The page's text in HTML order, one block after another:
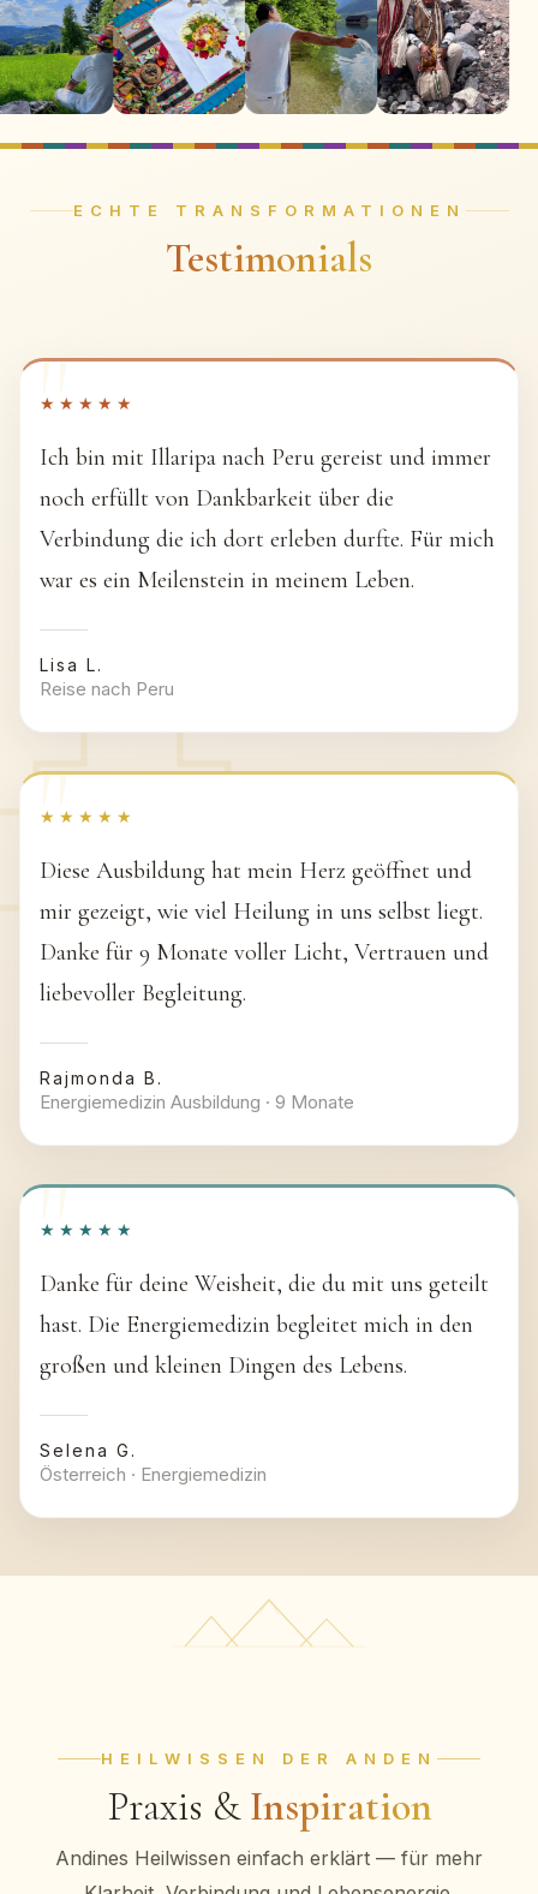
ECHTE TRANSFORMATIONEN
Testimonials
★★★★★
Ich bin mit Illaripa nach Peru gereist und immer
noch erfüllt von Dankbarkeit über die
Verbindung die ich dort erleben durfte. Für mich
war es ein Meilenstein in meinem Leben.
Lisa L.
Reise nach Peru
★★★★★
Diese Ausbildung hat mein Herz geöffnet und
mir gezeigt, wie viel Heilung in uns selbst liegt.
Danke für 9 Monate voller Licht, Vertrauen und
liebevoller Begleitung.
Rajmonda B.
Energiemedizin Ausbildung · 9 Monate
★★★★★
Danke für deine Weisheit, die du mit uns geteilt
hast. Die Energiemedizin begleitet mich in den
großen und kleinen Dingen des Lebens.
Selena G.
Österreich · Energiemedizin
HEILWISSEN DER ANDEN
Praxis &Inspiration
Andines Heilwissen einfach erklärt — für mehr